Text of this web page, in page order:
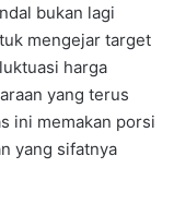
bukan lagi
mengejar target
harga
yang terus
ini memakan porsi
yang sifatnya